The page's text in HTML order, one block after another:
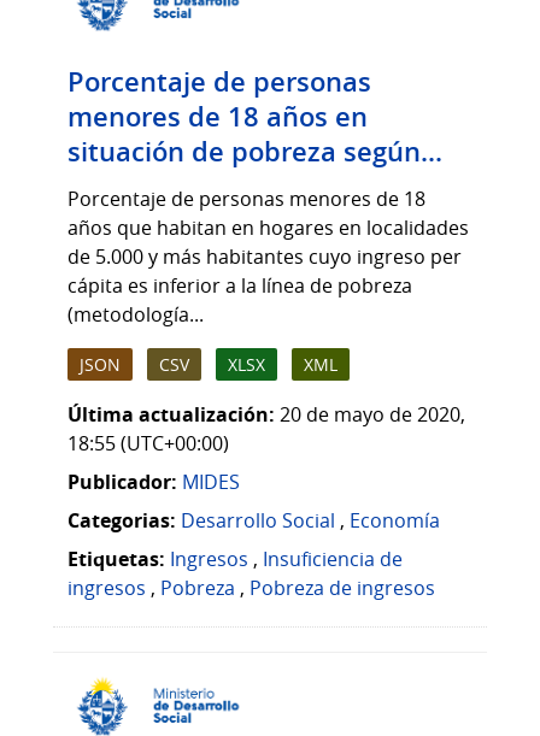
Porcentaje de personas
menores de 18 años en
situación de pobreza según...
Porcentaje de personas menores de 18
años que habitan en hogares en localidades
de 5.000 y más habitantes cuyo ingreso per
cápita es inferior a la línea de pobreza
(metodología...
JSON CSV XLSX XML
Última actualización: 20 de mayo de 2020,
18:55 (UTC+00:00)
Publicador: MIDES
Categorias: Desarrollo Social , Economía
Etiquetas: Ingresos , Insuficiencia de
ingresos , Pobreza , Pobreza de ingresos